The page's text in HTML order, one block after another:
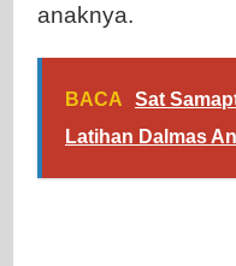
anaknya.
BACA
Sat
Latihan Dalmas